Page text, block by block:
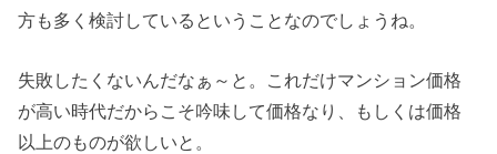
方も多く検討しているということなのでしょうね。
失敗したくないんだなぁ～と。これだけマンション価格
が高い時代だからこそ吟味して価格なり、もしくは価格
以上のものが欲しいと。